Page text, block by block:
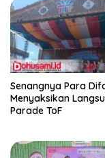
Senangnya Para
Menyaksikan
Parade ToF